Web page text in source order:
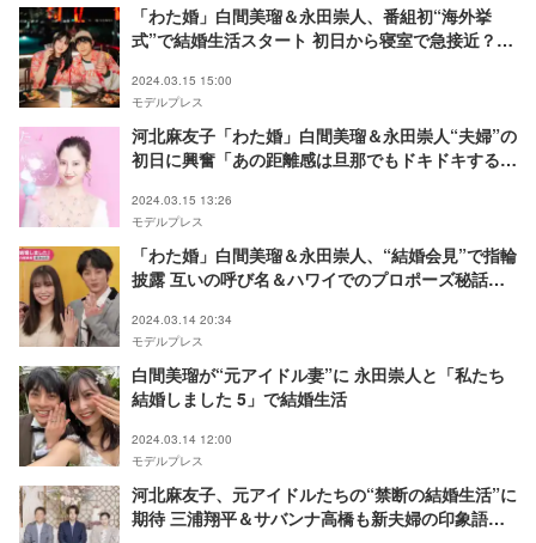
「わた婚」白間美瑠＆永田崇人、番組初“海外挙
式”で結婚生活スタート 初日から寝室で急接近？＜
2024.03.15 15:00
モデルプレス
河北麻友子「わた婚」白間美瑠＆永田崇人“夫婦”の
初日に興奮「あの距離感は旦那でもドキドキする」
2024.03.15 13:26
モデルプレス
「わた婚」白間美瑠＆永田崇人、“結婚会見”で指輪
披露 互いの呼び名＆ハワイでのプロポーズ秘話告
2024.03.14 20:34
モデルプレス
白間美瑠が“元アイドル妻”に 永田崇人と「私たち
結婚しました 5」で結婚生活
2024.03.14 12:00
モデルプレス
河北麻友子、元アイドルたちの“禁断の結婚生活”に
期待 三浦翔平＆サバンナ高橋も新夫婦の印象語る